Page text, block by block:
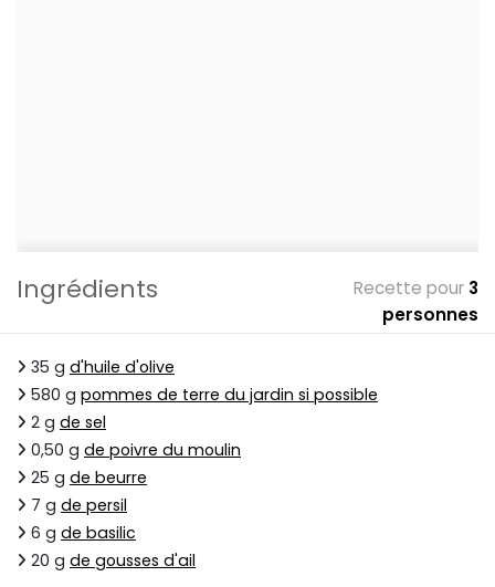
Ingrédients Recette pour 3
personnes
35 g d'huile d'olive
580 g pommes de terre du jardin si possible
2 g de sel
0,50 g de poivre du moulin
25 g de beurre
7 g de persil
6 g de basilic
20 g de gousses d'ail